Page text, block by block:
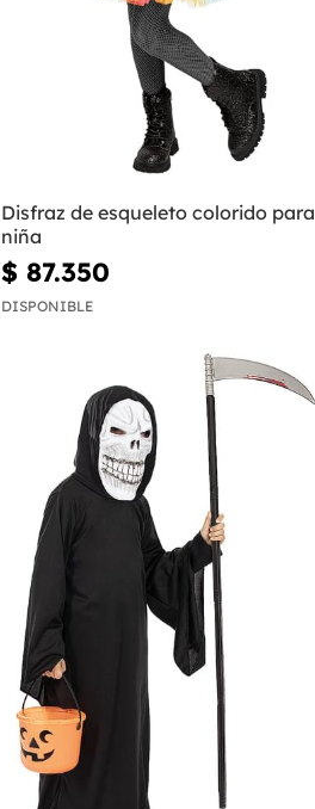
Disfraz de esqueleto colorido para
niña
$ 87.350
DISPONIBLE